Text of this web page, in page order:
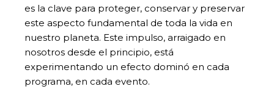
es la clave para proteger, conservar y preservar
este aspecto fundamental de toda la vida en
nuestro planeta. Este impulso, arraigado en
nosotros desde el principio, está
experimentando un efecto dominó en cada
programa, en cada evento.